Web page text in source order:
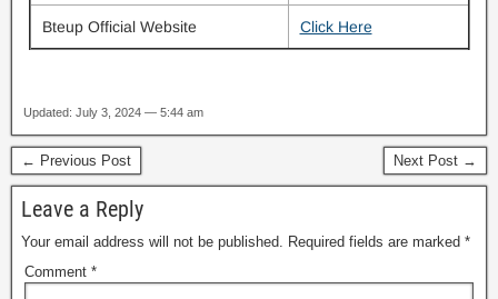
Bteup Official Website Click Here
Updated: July 3, 2024 — 5:44 am
← Previous Post Next Post →
Leave a Reply
Your email address will not be published. Required fields are marked *
Comment *